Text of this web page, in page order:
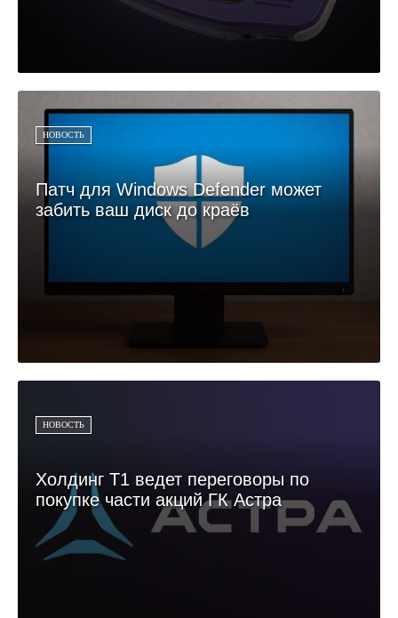
НОВОСТЬ
Патч для Windows Defender может
забить ваш диск до краёв
НОВОСТЬ
Холдинг Т1 ведет переговоры по
покупке части акций ГК Астра